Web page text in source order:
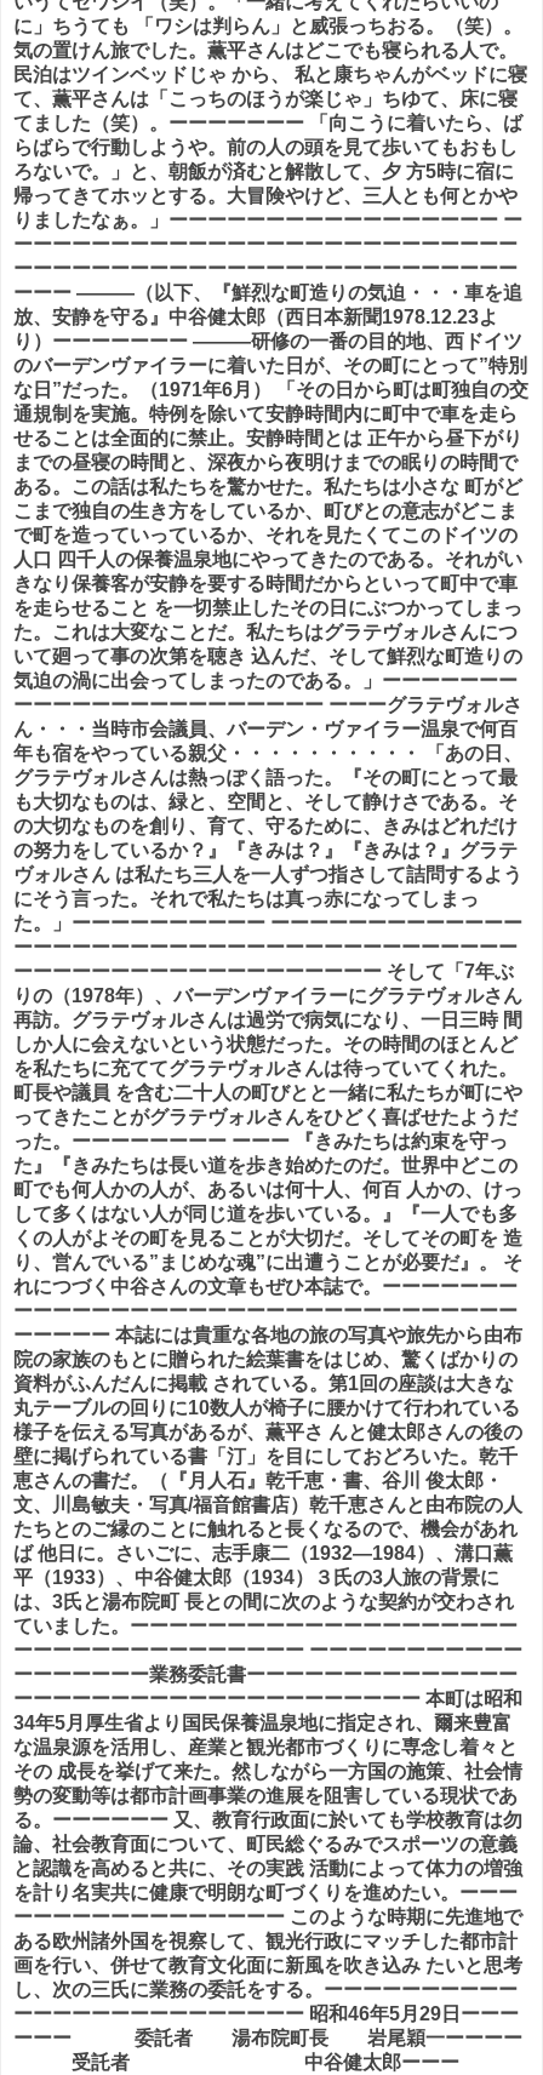
に」ちうても 「ワシは判らん」と威張っちおる。（笑）。
気の置けん旅でした。薫平さんはどこでも寝られる人で。
民泊はツインベッドじゃ から、 私と康ちゃんがベッドに寝
て、薫平さんは「こっちのほうが楽じゃ」ちゆて、床に寝
てました（笑）。ーーーーーーー 「向こうに着いたら、ば
らばらで行動しようや。前の人の頭を見て歩いてもおもし
ろないで。」と、朝飯が済むと解散して、夕 方5時に宿に
帰ってきてホッとする。大冒険やけど、三人とも何とかや
りましたなぁ。」ーーーーーーーーーーーーーーーーー ー
ーーーーーーーーーーーーーーーーーーーーーーーーーー
ーーーーーーーーーーーーーーーーーーーーーーーーーー
ーーー ―――（以下、『鮮烈な町造りの気迫・・・車を追
放、安静を守る』中谷健太郎（西日本新聞1978.12.23よ
り）ーーーーーーー ―――研修の一番の目的地、西ドイツ
のバーデンヴァイラーに着いた日が、その町にとって”特別
な日”だった。（1971年6月） 「その日から町は町独自の交
通規制を実施。特例を除いて安静時間内に町中で車を走ら
せることは全面的に禁止。安静時間とは 正午から昼下がり
までの昼寝の時間と、深夜から夜明けまでの眠りの時間で
ある。この話は私たちを驚かせた。私たちは小さな 町がど
こまで独自の生き方をしているか、町びとの意志がどこま
で町を造っていっているか、それを見たくてこのドイツの
人口 四千人の保養温泉地にやってきたのである。それがい
きなり保養客が安静を要する時間だからといって町中で車
を走らせること を一切禁止したその日にぶつかってしまっ
た。これは大変なことだ。私たちはグラテヴォルさんにつ
いて廻って事の次第を聴き 込んだ、そして鮮烈な町造りの
気迫の渦に出会ってしまったのである。」ーーーーーーー
ーーーーーーーーーーーーーーーー ーーーグラテヴォルさ
ん・・・当時市会議員、バーデン・ヴァイラー温泉で何百
年も宿をやっている親父・・・・・・・・・・ 「あの日、
グラテヴォルさんは熱っぽく語った。『その町にとって最
も大切なものは、緑と、空間と、そして静けさである。そ
の大切なものを創り、育て、守るために、きみはどれだけ
の努力をしているか？』『きみは？』『きみは？』グラテ
ヴォルさん は私たち三人を一人ずつ指さして詰問するよう
にそう言った。それで私たちは真っ赤になってしまっ
た。」ーーーーーーーーーー ーーーーーーーーーーーーー
ーーーーーーーーーーーーーーーーーーーーーーーーーー
ーーーーーーーーーーーーーーーーーーー そして「7年ぶ
りの（1978年）、バーデンヴァイラーにグラテヴォルさん
再訪。グラテヴォルさんは過労で病気になり、一日三時 間
しか人に会えないという状態だった。その時間のほとんど
を私たちに充ててグラテヴォルさんは待っていてくれた。
町長や議員 を含む二十人の町びとと一緒に私たちが町にや
ってきたことがグラテヴォルさんをひどく喜ばせたようだ
った。ーーーーーーーー ーーー 『きみたちは約束を守っ
た』『きみたちは長い道を歩き始めたのだ。世界中どこの
町でも何人かの人が、あるいは何十人、何百 人かの、けっ
して多くはない人が同じ道を歩いている。』『一人でも多
くの人がよその町を見ることが大切だ。そしてその町を 造
り、営んでいる”まじめな魂”に出遭うことが必要だ』。 そ
れにつづく中谷さんの文章もぜひ本誌で。ーーーーーーー
ーーーーーーーーーーーーーーーーーーーーーーーーーー
ーーーーー 本誌には貴重な各地の旅の写真や旅先から由布
院の家族のもとに贈られた絵葉書をはじめ、驚くばかりの
資料がふんだんに掲載 されている。第1回の座談は大きな
丸テーブルの回りに10数人が椅子に腰かけて行われている
様子を伝える写真があるが、薫平さ んと健太郎さんの後の
壁に掲げられている書「汀」を目にしておどろいた。乾千
恵さんの書だ。（『月人石』乾千恵・書、谷川 俊太郎・
文、川島敏夫・写真/福音館書店）乾千恵さんと由布院の人
たちとのご縁のことに触れると長くなるので、機会があれ
ば 他日に。さいごに、志手康二（1932―1984）、溝口薫
平（1933）、中谷健太郎（1934）３氏の3人旅の背景に
は、3氏と湯布院町 長との間に次のような契約が交わされ
ていました。ーーーーーーーーーーーーーーーーーーーー
ーーーーーーーーーーーーーーー ーーーーーーーーーーー
ーーーーーーー業務委託書ーーーーーーーーーーーーーー
ーーーーーーーーーーーーーーーーーーーーー 本町は昭和
34年5月厚生省より国民保養温泉地に指定され、爾来豊富
な温泉源を活用し、産業と観光都市づくりに専念し着々と
その 成長を挙げて来た。然しながら一方国の施策、社会情
勢の変動等は都市計画事業の進展を阻害している現状であ
る。ーーーーーー 又、教育行政面に於いても学校教育は勿
論、社会教育面について、町民総ぐるみでスポーツの意義
と認識を高めると共に、その実践 活動によって体力の増強
を計り名実共に健康で明朗な町づくりを進めたい。ーーー
ーーーーーーーーーーーーーー このような時期に先進地で
ある欧州諸外国を視察して、観光行政にマッチした都市計
画を行い、併せて教育文化面に新風を吹き込み たいと思考
し、次の三氏に業務の委託をする。ーーーーーーーーーー
ーーーーーーーーーーーーーーー 昭和46年5月29日ーーー
ーーー 委託者 湯布院町長 岩尾穎一ーーーー
受託者 中谷健太郎ーーー